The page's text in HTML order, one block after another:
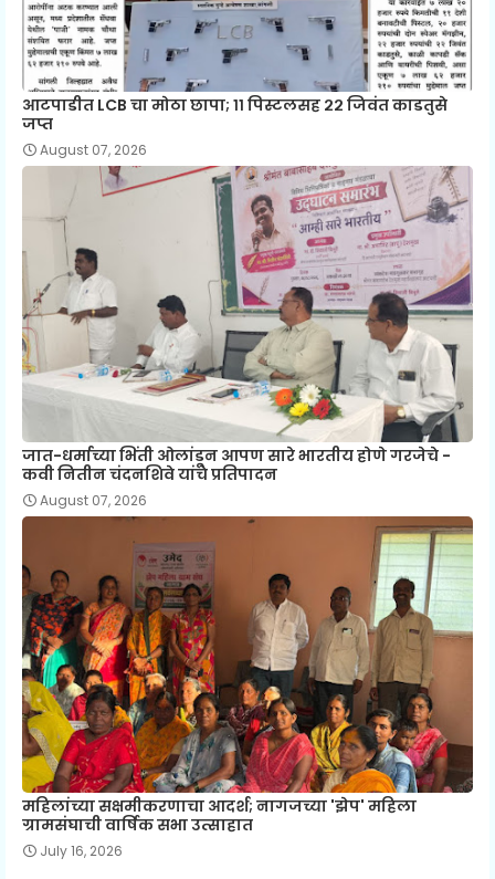
आटपाडीत LCB चा मोठा छापा; ११ पिस्टलसह २२ जिवंत काडतुसे
जप्त
August 07, 2026
जात-धर्माच्या भिंती ओलांडून आपण सारे भारतीय होणे गरजेचे -
कवी नितीन चंदनशिवे यांचे प्रतिपादन
August 07, 2026
महिलांच्या सक्षमीकरणाचा आदर्श; नागजच्या 'झेप' महिला
ग्रामसंघाची वार्षिक सभा उत्साहात
July 16, 2026